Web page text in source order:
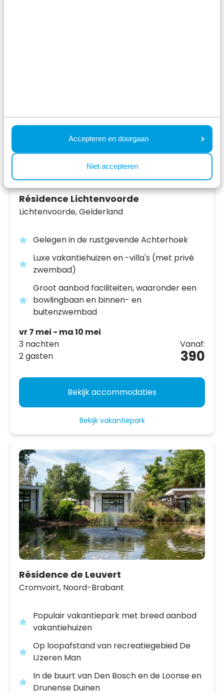
Accepteren en doorgaan
Niet accepteren
Résidence Lichtenvoorde
Lichtenvoorde,Gelderland
Gelegen in de rustgevende Achterhoek
Luxe vakantiehuizen en -villa's (met privé
zwembad)
Groot aanbod faciliteiten, waaronder een
bowlingbaan en binnen- en
buitenzwembad
vr 7 mei - ma 10 mei
3 nachten
2 gasten
Vanaf:
390
Bekijk accommodaties
Bekijk vakantiepark
Résidence de Leuvert
Cromvoirt, Noord-Brabant
Populair vakantiepark met breed aanbod
vakantiehuizen
Op loopafstand van recreatiegebied De
IJzeren Man
In de buurt van Den Bosch en de Loonse en
Drunense Duinen